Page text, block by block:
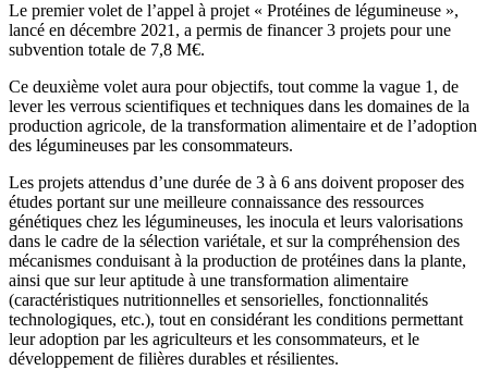
Le premier volet de l’appel à projet « Protéines de légumineuse »,
lancé en décembre 2021, a permis de financer 3 projets pour une
subvention totale de 7,8 M€.
Ce deuxième volet aura pour objectifs, tout comme la vague 1, de
lever les verrous scientifiques et techniques dans les domaines de la
production agricole, de la transformation alimentaire et de l’adoption
des légumineuses par les consommateurs.
Les projets attendus d’une durée de 3 à 6 ans doivent proposer des
études portant sur une meilleure connaissance des ressources
génétiques chez les légumineuses, les inocula et leurs valorisations
dans le cadre de la sélection variétale, et sur la compréhension des
mécanismes conduisant à la production de protéines dans la plante,
ainsi que sur leur aptitude à une transformation alimentaire
(caractéristiques nutritionnelles et sensorielles, fonctionnalités
technologiques, etc.), tout en considérant les conditions permettant
leur adoption par les agriculteurs et les consommateurs, et le
développement de filières durables et résilientes.